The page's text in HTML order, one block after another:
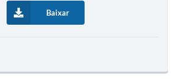
Baixar